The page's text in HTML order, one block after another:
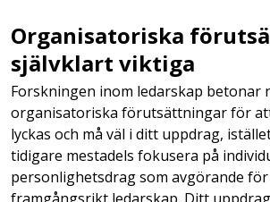
Organisatoriska
självklart viktiga
Forskningen inom ledarskap betonar
organisatoriska förutsättningar för
lyckas och må väl i ditt uppdrag,
tidigare mestadels fokusera på
personlighetsdrag som avgörande